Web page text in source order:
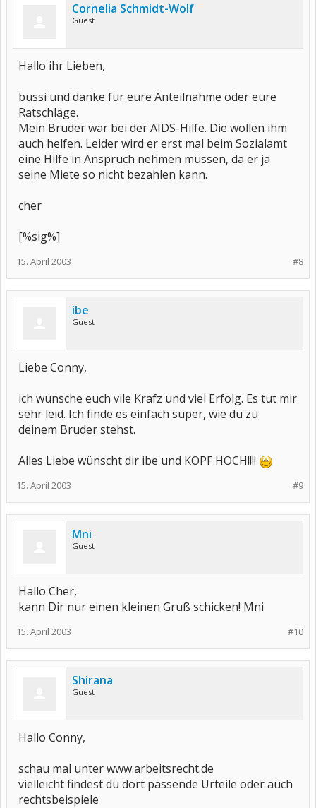
Cornelia Schmidt-Wolf
Guest
Hallo ihr Lieben,
bussi und danke für eure Anteilnahme oder eure
Ratschläge.
Mein Bruder war bei der AIDS-Hilfe. Die wollen ihm
auch helfen. Leider wird er erst mal beim Sozialamt
eine Hilfe in Anspruch nehmen müssen, da er ja
seine Miete so nicht bezahlen kann.
cher
[%sig%]
#8
15. April 2003
ibe
Guest
Liebe Conny,
ich wünsche euch vile Krafz und viel Erfolg. Es tut mir
sehr leid. Ich finde es einfach super, wie du zu
deinem Bruder stehst.
Alles Liebe wünscht dir ibe und KOPF HOCH!!!!
#9
15. April 2003
Mni
Guest
Hallo Cher,
kann Dir nur einen kleinen Gruß schicken! Mni
#10
15. April 2003
Shirana
Guest
Hallo Conny,
schau mal unter www.arbeitsrecht.de
vielleicht findest du dort passende Urteile oder auch
rechtsbeispiele